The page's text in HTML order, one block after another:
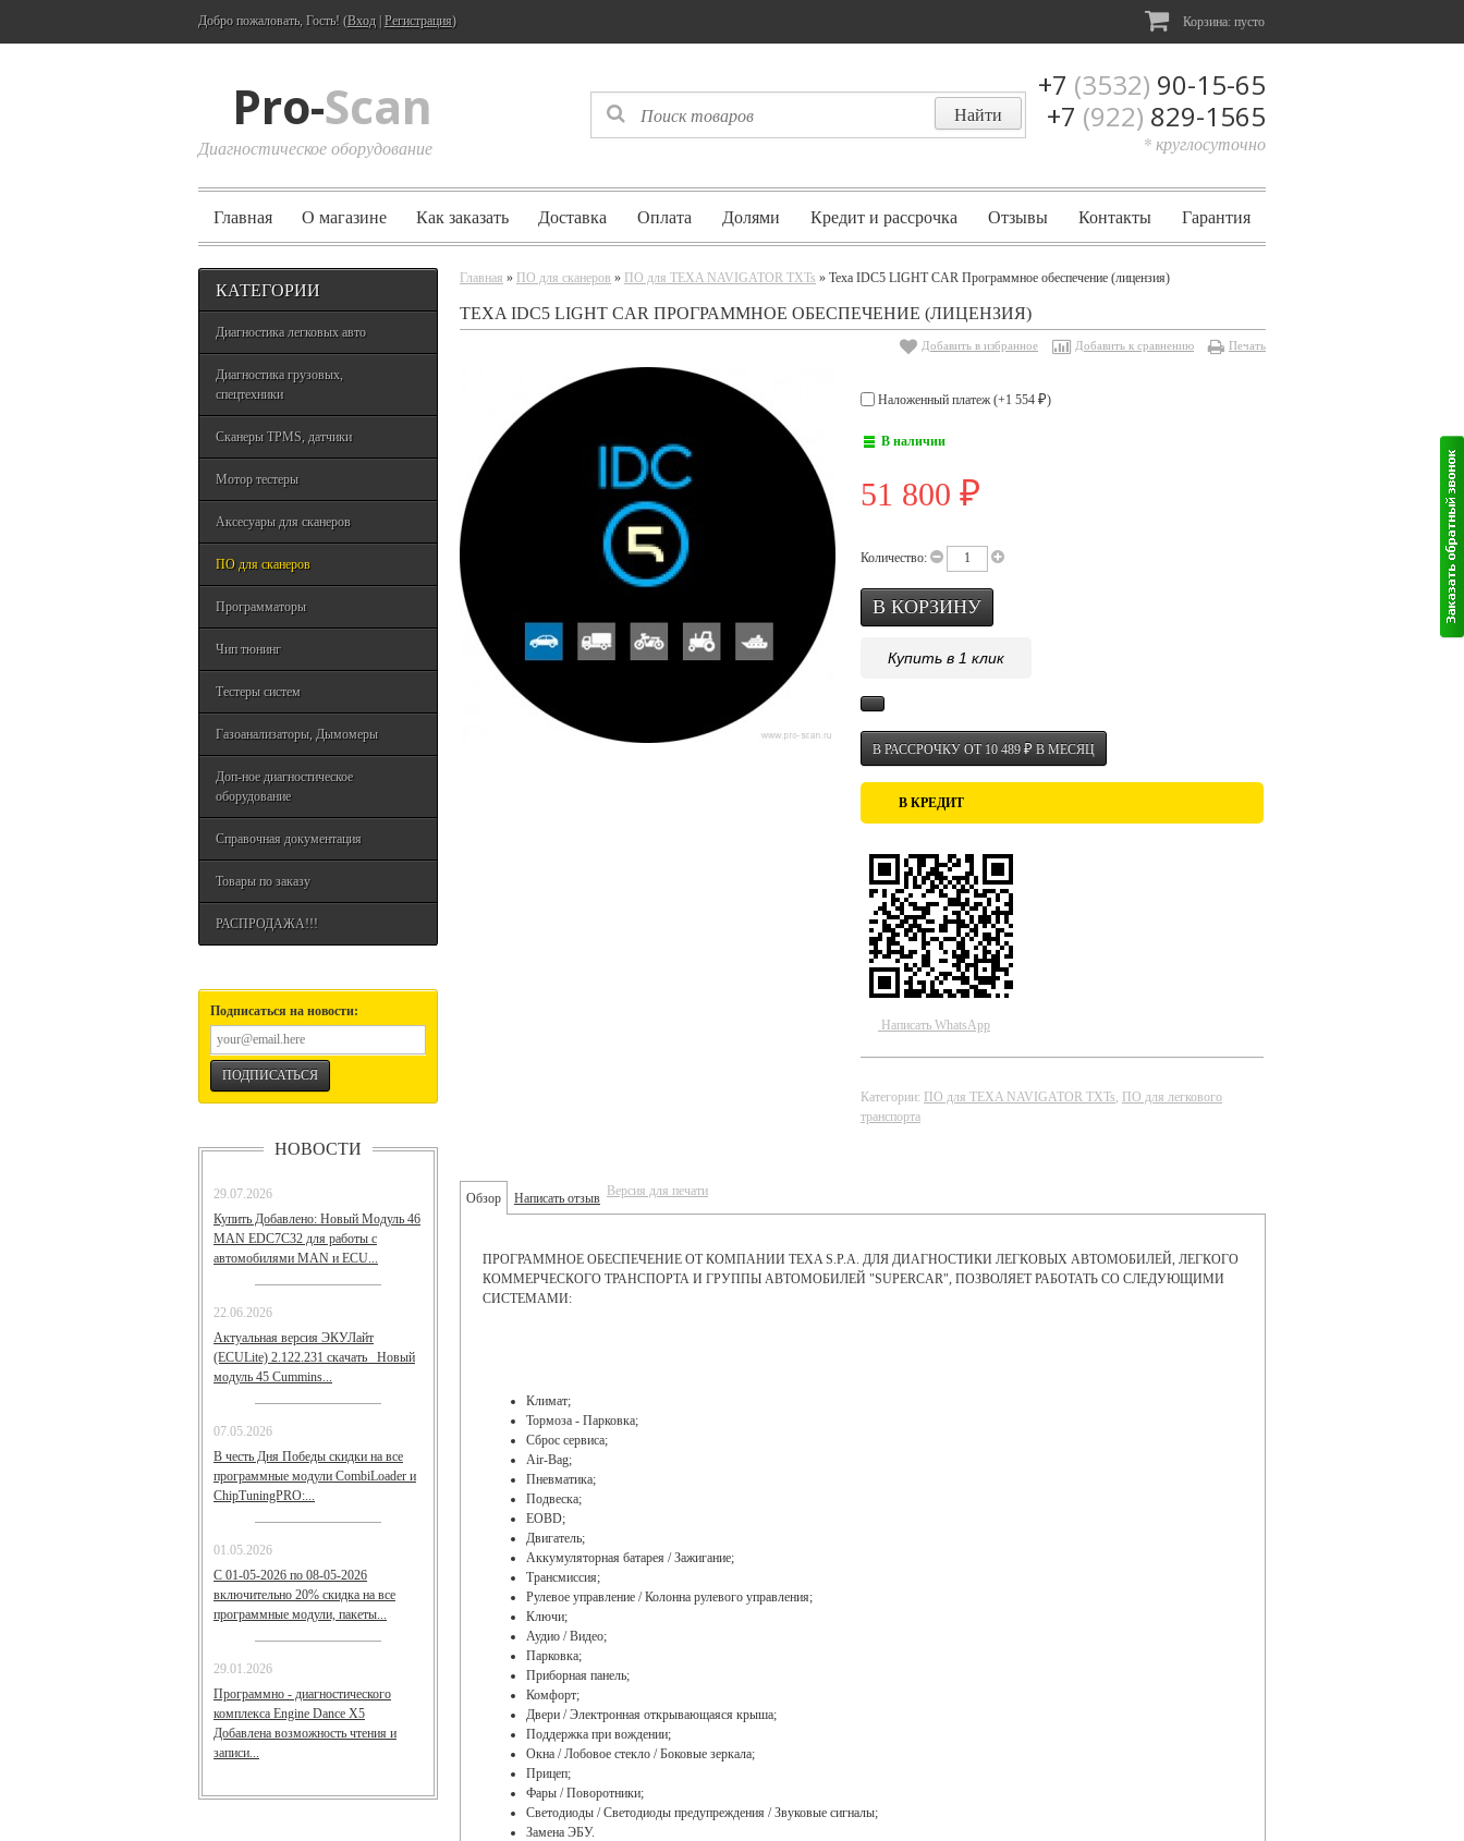
Добро пожаловать, Гость! (Вход Регистрация) Корзина: пусто
Pro-Scan
Диагностическое оборудование
+7 (3532) 90-15-65
+7 (922) 829-1565
* круглосуточно
Главная О магазине Как заказать Доставка Оплата Долями Кредит и рассрочка Отзывы Контакты Гарантия
КАТЕГОРИИ
Диагностика легковых авто
Диагностика грузовых,
спецтехники
Сканеры TPMS, датчики
Мотор тестеры
Аксесуары для сканеров
ПО для сканеров
Программаторы
Чип тюнинг
Тестеры систем
Газоанализаторы, Дымомеры
Доп-ное диагностическое
оборудование
Справочная документация
Товары по заказу
РАСПРОДАЖА!!!
Подписаться на новости:
НОВОСТИ
29.07.2026
Купить Добавлено: Новый Модуль 46
MAN EDC7C32 для работы с
автомобилями MAN и ECU...
22.06.2026
Актуальная версия ЭКУЛайт
(ECULite) 2.122.231 скачать Новый
модуль 45 Cummins...
07.05.2026
В честь Дня Победы скидки на все
программные модули CombiLoader и
СhipTuningPRO:...
01.05.2026
С 01-05-2026 по 08-05-2026
включительно 20% скидка на все
программные модули, пакеты...
29.01.2026
Программно - диагностического
комплекса Engine Dance X5
Добавлена возможность чтения и
записи...
Главная » ПО для сканеров » ПО для TEXA NAVIGATOR TXTs » Texa IDC5 LIGHT CAR Программное обеспечение (лицензия)
TEXA IDC5 LIGHT CAR ПРОГРАММНОЕ ОБЕСПЕЧЕНИЕ (ЛИЦЕНЗИЯ)
Добавить в избранное Добавить к сравнению Печать
Наложенный платеж (+1 554 ₽)
В наличии
51 800 ₽
Количество:
Купить в 1 клик
В РАССРОЧКУ ОТ 10 489 ₽ В МЕСЯЦ
В КРЕДИТ
Написать WhatsApp
Категории: ПО для TEXA NAVIGATOR TXTs, ПО для легкового
транспорта
Обзор Написать отзыв Версия для печати
ПРОГРАММНОЕ ОБЕСПЕЧЕНИЕ ОТ КОМПАНИИ TEXA S.P.A. ДЛЯ ДИАГНОСТИКИ ЛЕГКОВЫХ АВТОМОБИЛЕЙ, ЛЕГКОГО
КОММЕРЧЕСКОГО ТРАНСПОРТА И ГРУППЫ АВТОМОБИЛЕЙ "SUPERCAR", ПОЗВОЛЯЕТ РАБОТАТЬ СО СЛЕДУЮЩИМИ
СИСТЕМАМИ:
Климат;
Тормоза - Парковка;
Сброс сервиса;
Air-Bag;
Пневматика;
Подвеска;
EOBD;
Двигатель;
Аккумуляторная батарея / Зажигание;
Трансмиссия;
Рулевое управление / Колонна рулевого управления;
Ключи;
Аудио / Видео;
Парковка;
Приборная панель;
Комфорт;
Двери / Электронная открывающаяся крыша;
Поддержка при вождении;
Окна / Лобовое стекло / Боковые зеркала;
Прицеп;
Фары / Поворотники;
Светодиоды / Светодиоды предупреждения / Звуковые сигналы;
Замена ЭБУ.